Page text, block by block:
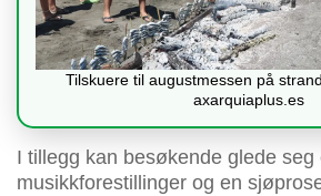
Tilskuere til augustmessen på
axarquiaplus.es
I tillegg kan besøkende glede seg
musikkforestillinger og en